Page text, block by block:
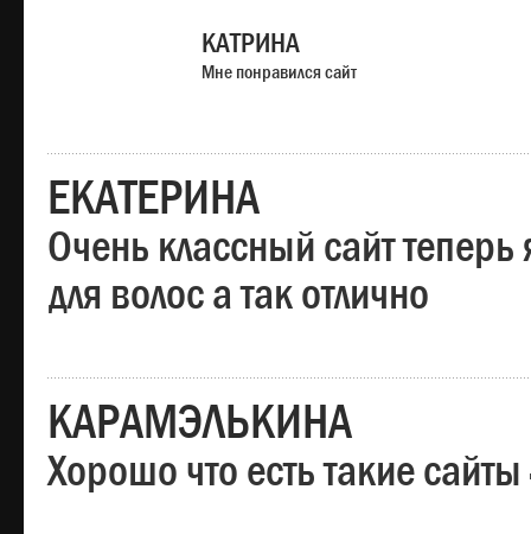
КАТРИНА
Мне понравился сайт
ЕКАТЕРИНА
Очень классный сайт теперь
для волос а так отлично
КАРАМЭЛЬКИНА
Хорошо что есть такие сайты